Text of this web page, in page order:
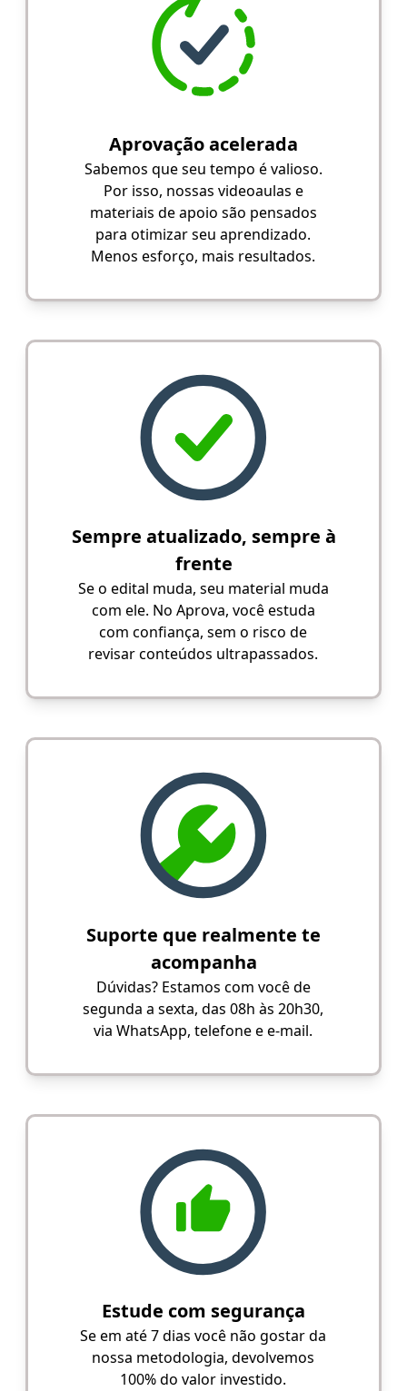
Aprovação acelerada
Sabemos que seu tempo é valioso.
Por isso, nossas videoaulas e
materiais de apoio são pensados
para otimizar seu aprendizado.
Menos esforço, mais resultados.
Sempre atualizado, sempre à
frente
Se o edital muda, seu material muda
com ele. No Aprova, você estuda
com confiança, sem o risco de
revisar conteúdos ultrapassados.
Suporte que realmente te
acompanha
Dúvidas? Estamos com você de
segunda a sexta, das 08h às 20h30,
via WhatsApp, telefone e e-mail.
Estude com segurança
Se em até 7 dias você não gostar da
nossa metodologia, devolvemos
100% do valor investido.